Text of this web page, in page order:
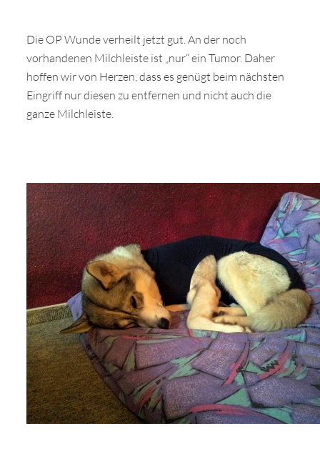
Die OP Wunde verheilt jetzt gut. An der noch
vorhandenen Milchleiste ist „nur“ ein Tumor. Daher
hoffen wir von Herzen, dass es genügt beim nächsten
Eingriff nur diesen zu entfernen und nicht auch die
ganze Milchleiste.